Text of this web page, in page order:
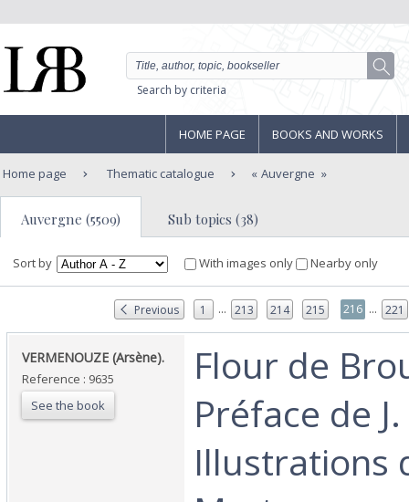
Search by criteria
HOME PAGE BOOKS AND WORKS
Home page Thematic catalogue Auvergne
Auvergne (5509) Sub topics (38)
Sort by With images only Nearby only
Previous 1 ... 213 214 215 216 ... 221
‎VERMENOUZE (Arsène).‎
Reference : 9635
See the book
‎Flour de
Préface de
Illustrations